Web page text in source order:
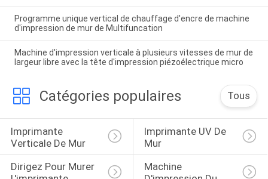
Programme unique vertical de chauffage d'encre de machine
d'impression de mur de Multifuncation
Machine d'impression verticale à plusieurs vitesses de mur de
largeur libre avec la tête d'impression piézoélectrique micro
Catégories populaires Tous
Imprimante
Verticale De Mur
Imprimante UV De
Mur
Dirigez Pour Murer
Machine